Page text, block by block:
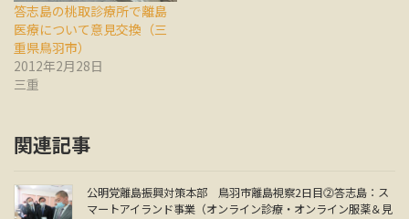
答志島の桃取診療所で離島
医療について意見交換（三
重県鳥羽市）
2012年2月28日
三重
関連記事
公明党離島振興対策本部 鳥羽市離島視察2日目⓶答志島：ス
マートアイランド事業（オンライン診療・オンライン服薬＆見